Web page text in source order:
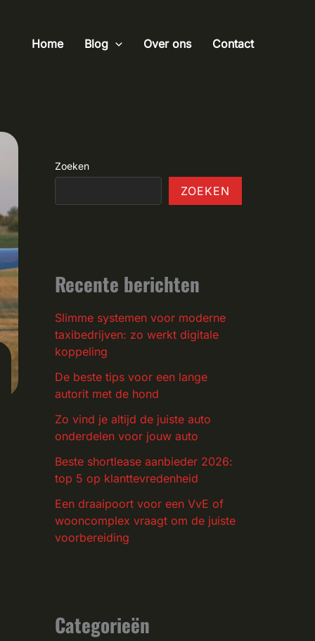
Home Blog Over ons Contact
Zoeken
ZOEKEN
Recente berichten
Slimme systemen voor moderne
taxibedrijven: zo werkt digitale
koppeling
De beste tips voor een lange
autorit met de hond
Zo vind je altijd de juiste auto
onderdelen voor jouw auto
Beste shortlease aanbieder 2026:
top 5 op klanttevredenheid
Een draaipoort voor een VvE of
wooncomplex vraagt om de juiste
voorbereiding
Categorieën